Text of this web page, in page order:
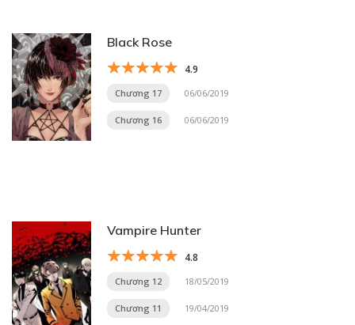
Black Rose
4.9
Chương 17 06/06/2019
Chương 16 06/06/2019
Vampire Hunter
4.8
Chương 12 18/05/2019
Chương 11 19/04/2019